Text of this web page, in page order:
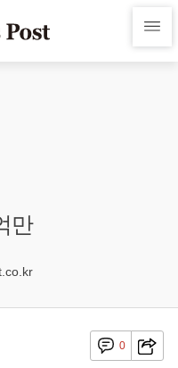
만
0